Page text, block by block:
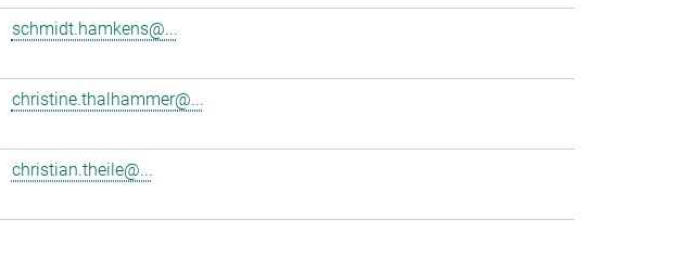
schmidt.hamkens@...
christine.thalhammer@...
christian.theile@...